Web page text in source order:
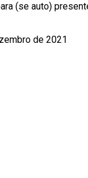
(se auto)
de 2021